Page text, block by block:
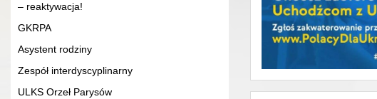
– reaktywacja!
GKRPA
Asystent rodziny
Zespół interdyscyplinarny
ULKS Orzeł Parysów